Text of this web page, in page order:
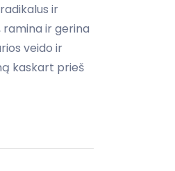
ir
ramina ir gerina
veido ir
kaskart prieš